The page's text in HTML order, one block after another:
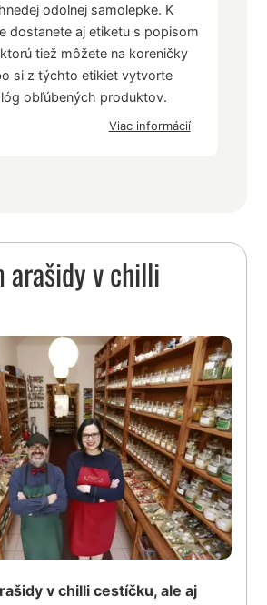
odolnej samolepke. K
dostanete aj etiketu s popisom
tiež môžete na koreničky
si z týchto etikiet vytvorte
obľúbených produktov.
Viac informácií
arašidy v chilli
v chilli cestíčku, ale aj